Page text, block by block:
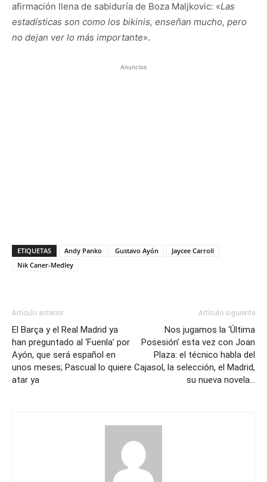
afirmación llena de sabiduría de Boza Maljkovic: «Las
estadísticas son como los bikinis, enseñan mucho, pero
no dejan ver lo más importante».
Anuncios
ETIQUETAS Andy Panko Gustavo Ayón
Jaycee Carroll
Nik Caner-Medley
Artículo anterior
El Barça y el Real Madrid ya
han preguntado al ‘Fuenla’ por
Ayón, que será español en
unos meses; Pascual lo quiere
atar ya
Artículo siguiente
Nos jugamos la ‘Última
Posesión’ esta vez con Joan
Plaza: el técnico habla del
Cajasol, la selección, el Madrid,
su nueva novela…